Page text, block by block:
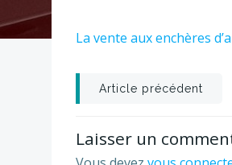
La vente aux enchères
Post
navigation
Article précédent
Laisser un